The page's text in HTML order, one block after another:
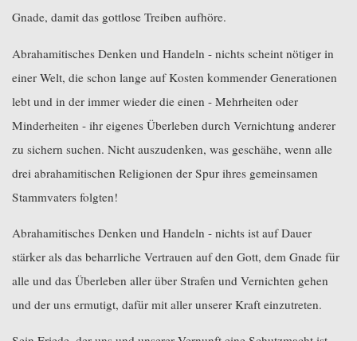
Gnade, damit das gottlose Treiben aufhöre.
Abrahamitisches Denken und Handeln - nichts scheint nötiger in
einer Welt, die schon lange auf Kosten kommender Generationen
lebt und in der immer wieder die einen - Mehrheiten oder
Minderheiten - ihr eigenes Überleben durch Vernichtung anderer
zu sichern suchen. Nicht auszudenken, was geschähe, wenn alle
drei abrahamitischen Religionen der Spur ihres gemeinsamen
Stammvaters folgten!
Abrahamitisches Denken und Handeln - nichts ist auf Dauer
stärker als das beharrliche Vertrauen auf den Gott, dem Gnade für
alle und das Überleben aller über Strafen und Vernichten gehen
und der uns ermutigt, dafür mit aller unserer Kraft einzutreten.